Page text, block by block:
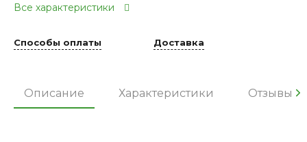
Все характеристики
Способы оплаты Доставка
Описание Характеристики Отзывы